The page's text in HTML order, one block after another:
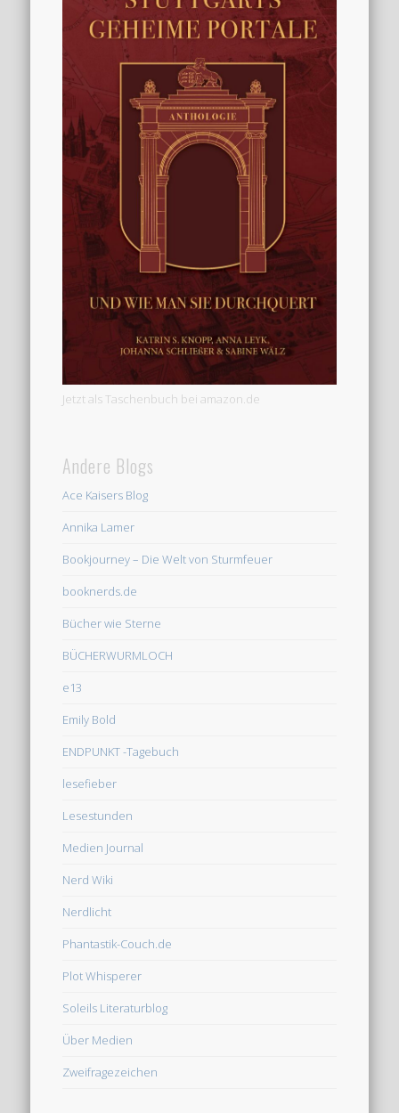
Jetzt als Taschenbuch bei amazon.de
Andere Blogs
Ace Kaisers Blog
Annika Lamer
Bookjourney – Die Welt von Sturmfeuer
booknerds.de
Bücher wie Sterne
BÜCHERWURMLOCH
e13
Emily Bold
ENDPUNKT -Tagebuch
lesefieber
Lesestunden
Medien Journal
Nerd Wiki
Nerdlicht
Phantastik-Couch.de
Plot Whisperer
Soleils Literaturblog
Über Medien
Zweifragezeichen